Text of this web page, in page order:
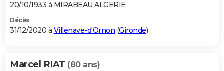
20/10/1933 à MIRABEAU ALGERIE
Décès
31/12/2020 à Villenave-d'Ornon (Gironde)
Marcel RIAT (80 ans)